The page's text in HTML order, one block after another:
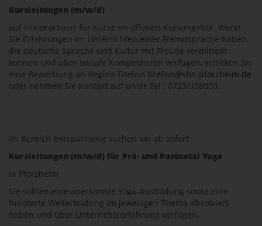
Kursleitungen (m/w/d)
auf Honorarbasis für Kurse im offenen Kursangebot. Wenn
Sie Erfahrungen im Unterrichten einer Fremdsprache haben,
die deutsche Sprache und Kultur mit Freude vermitteln
können und über soziale Kompetenzen verfügen, schicken Sie
eine Bewerbung an Regina Titelius titelius@vhs-pforzheim.de
oder nehmen Sie Kontakt auf unter Tel.: 07231/38000.
Im Bereich Entspannung suchen wir ab sofort
Kursleitungen (m/w/d) für Prä- und Postnatal Yoga
in Pforzheim.
Sie sollten eine anerkannte Yoga-Ausbildung sowie eine
fundierte Weiterbildung im jeweiligen Thema absolviert
haben und über Unterrichtserfahrung verfügen.